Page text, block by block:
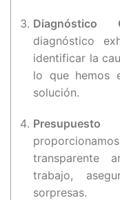
Diagnóstico
diagnóstico
identificar la
lo que hemos
solución.
transparente
trabajo,
sorpresas.